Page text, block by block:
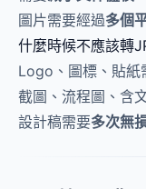
圖片需要經過多個
什麼時候不應該轉
Logo、圖標、貼紙
截圖、流程圖、含
設計稿需要多次無